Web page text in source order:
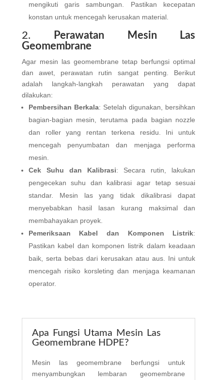
mengikuti garis sambungan. Pastikan kecepatan
konstan untuk mencegah kerusakan material.
2.
Perawatan Mesin Las
Geomembrane
Agar mesin las geomembrane tetap berfungsi optimal
dan awet, perawatan rutin sangat penting. Berikut
adalah langkah-langkah perawatan yang dapat
dilakukan:
Pembersihan Berkala: Setelah digunakan, bersihkan
bagian-bagian mesin, terutama pada bagian nozzle
dan roller yang rentan terkena residu. Ini untuk
mencegah penyumbatan dan menjaga performa
mesin.
Cek Suhu dan Kalibrasi: Secara rutin, lakukan
pengecekan suhu dan kalibrasi agar tetap sesuai
standar. Mesin las yang tidak dikalibrasi dapat
menyebabkan hasil lasan kurang maksimal dan
membahayakan proyek.
Pemeriksaan Kabel dan Komponen Listrik:
Pastikan kabel dan komponen listrik dalam keadaan
baik, serta bebas dari kerusakan atau aus. Ini untuk
mencegah risiko korsleting dan menjaga keamanan
operator.
Apa Fungsi Utama Mesin Las
Geomembrane HDPE?
Mesin las geomembrane berfungsi untuk
menyambungkan lembaran geomembrane